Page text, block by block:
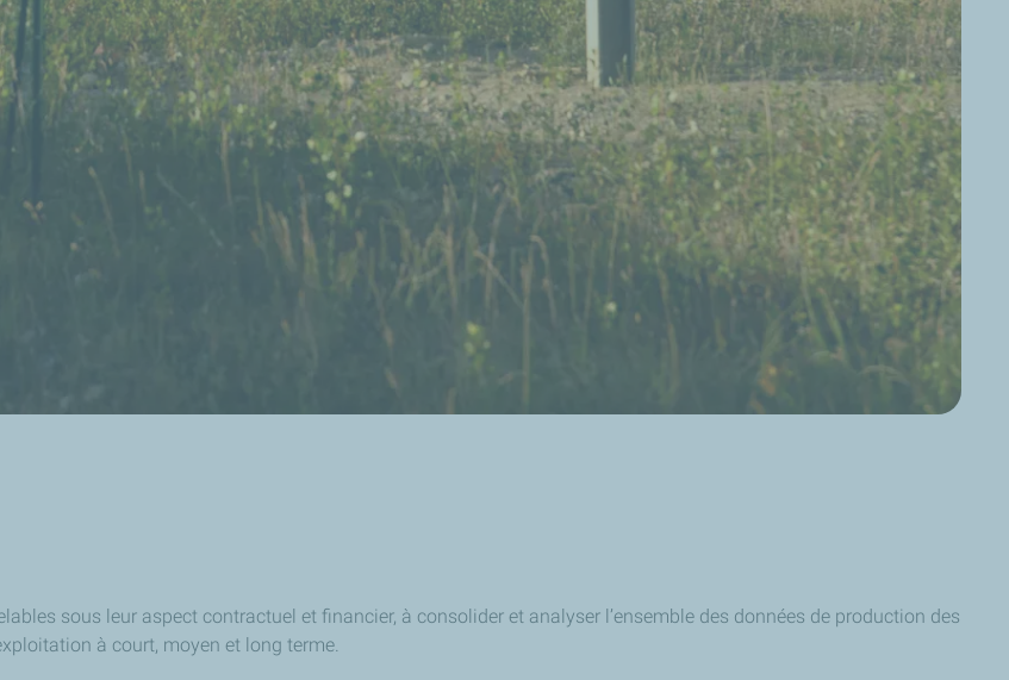
sous leur aspect contractuel et financier, à consolider et analyser l’ensemble des données de production des
à court, moyen et long terme.